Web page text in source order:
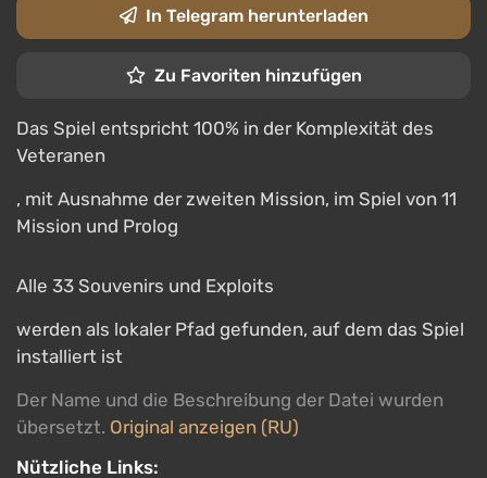
In Telegram herunterladen
Zu Favoriten hinzufügen
Das Spiel entspricht 100% in der Komplexität des
Veteranen
, mit Ausnahme der zweiten Mission, im Spiel von 11
Mission und Prolog
Alle 33 Souvenirs und Exploits
werden als lokaler Pfad gefunden, auf dem das Spiel
installiert ist
Der Name und die Beschreibung der Datei wurden
übersetzt. Original anzeigen (RU)
Nützliche Links: